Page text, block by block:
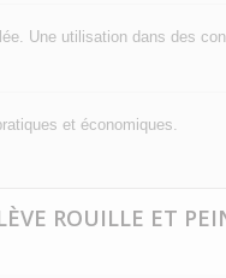
Une utilisation dans des
et économiques.
ROUILLE ET